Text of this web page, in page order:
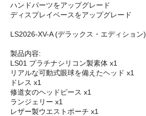
ハンドパーツをアップグレード
ディスプレイベースをアップグレード
LS2026-XV-A (デラックス・エディション)
製品内容:
LS01 プラチナシリコン製素体 x1
リアルな可動式眼球を備えたヘッド x1
ドレス x1
修道女のヘッドピース x1
ランジェリー x1
レザー製ウエストポーチ x1